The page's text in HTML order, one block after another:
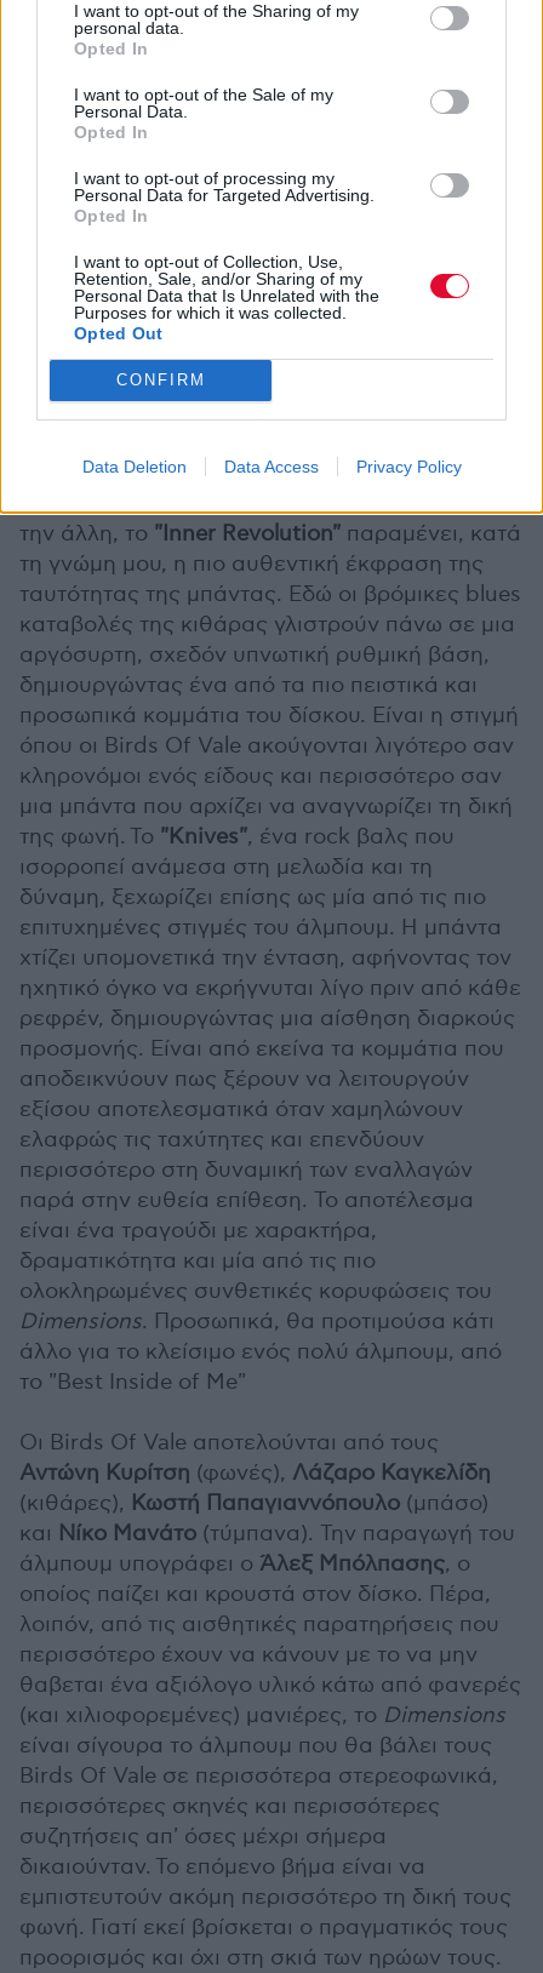
I want to opt-out of the Sharing of my
personal data.
Opted In
I want to opt-out of the Sale of my
Personal Data.
Opted In
I want to opt-out of processing my
Personal Data for Targeted Advertising.
Opted In
I want to opt-out of Collection, Use,
Retention, Sale, and/or Sharing of my
Personal Data that Is Unrelated with the
Purposes for which it was collected.
Opted Out
CONFIRM
Data Deletion Data Access Privacy Policy
ντοκουμέντο των Led Zeppelin επιστρέφει
Η δεύτερη πλευρά είναι ποτισμένη με
περισσότερο κλασικό rock. Ξεκινά με το
"Restless", ένα κομμάτι που μετά το τρίτο λεπτό
επιφυλάσσει μία από τις πιο απρόσμενες
συνθετικές μετατοπίσεις του άλμπουμ,
αποδεικνύοντας ότι οι Birds Of Vale δεν
αναζητούν και τρόπους να διευρύνουν το
την άλλη, το "Inner Revolution" παραμένει, κατά
τη γνώμη μου, η πιο αυθεντική έκφραση της
ταυτότητας της μπάντας. Εδώ οι βρόμικες blues
καταβολές της κιθάρας γλιστρούν πάνω σε μια
αργόσυρτη, σχεδόν υπνωτική ρυθμική βάση,
δημιουργώντας ένα από τα πιο πειστικά και
προσωπικά κομμάτια του δίσκου. Είναι η στιγμή
όπου οι Birds Of Vale ακούγονται λιγότερο σαν
κληρονόμοι ενός είδους και περισσότερο σαν
μια μπάντα που αρχίζει να αναγνωρίζει τη δική
της φωνή. Το "Knives", ένα rock βαλς που
ισορροπεί ανάμεσα στη μελωδία και τη
δύναμη, ξεχωρίζει επίσης ως μία από τις πιο
επιτυχημένες στιγμές του άλμπουμ. Η μπάντα
χτίζει υπομονετικά την ένταση, αφήνοντας τον
ηχητικό όγκο να εκρήγνυται λίγο πριν από κάθε
ρεφρέν, δημιουργώντας μια αίσθηση διαρκούς
προσμονής. Είναι από εκείνα τα κομμάτια που
αποδεικνύουν πως ξέρουν να λειτουργούν
εξίσου αποτελεσματικά όταν χαμηλώνουν
ελαφρώς τις ταχύτητες και επενδύουν
περισσότερο στη δυναμική των εναλλαγών
παρά στην ευθεία επίθεση. Το αποτέλεσμα
είναι ένα τραγούδι με χαρακτήρα,
δραματικότητα και μία από τις πιο
ολοκληρωμένες συνθετικές κορυφώσεις του
Dimensions. Προσωπικά, θα προτιμούσα κάτι
άλλο για το κλείσιμο ενός πολύ άλμπουμ, από
το "Best Inside of Me"
Oι Βirds Of Vale αποτελούνται από τους
Αντώνη Κυρίτση (φωνές), Λάζαρο Καγκελίδη
(κιθάρες), Κωστή Παπαγιαννόπουλο (μπάσο)
και Νίκο Μανάτο (τύμπανα). Την παραγωγή του
άλμπουμ υπογράφει ο Άλεξ Μπόλπασης, ο
οποίος παίζει και κρουστά στον δίσκο. Πέρα,
λοιπόν, από τις αισθητικές παρατηρήσεις που
περισσότερο έχουν να κάνουν με το να μην
θαβεται ένα αξιόλογο υλικό κάτω από φανερές
(και χιλιοφορεμένες) μανιέρες, το Dimensions
είναι σίγουρα το άλμπουμ που θα βάλει τους
Birds Of Vale σε περισσότερα στερεοφωνικά,
περισσότερες σκηνές και περισσότερες
συζητήσεις απ' όσες μέχρι σήμερα
δικαιούνταν. Το επόμενο βήμα είναι να
εμπιστευτούν ακόμη περισσότερο τη δική τους
φωνή. Γιατί εκεί βρίσκεται ο πραγματικός τους
προορισμός και όχι στη σκιά των ηρώων τους.